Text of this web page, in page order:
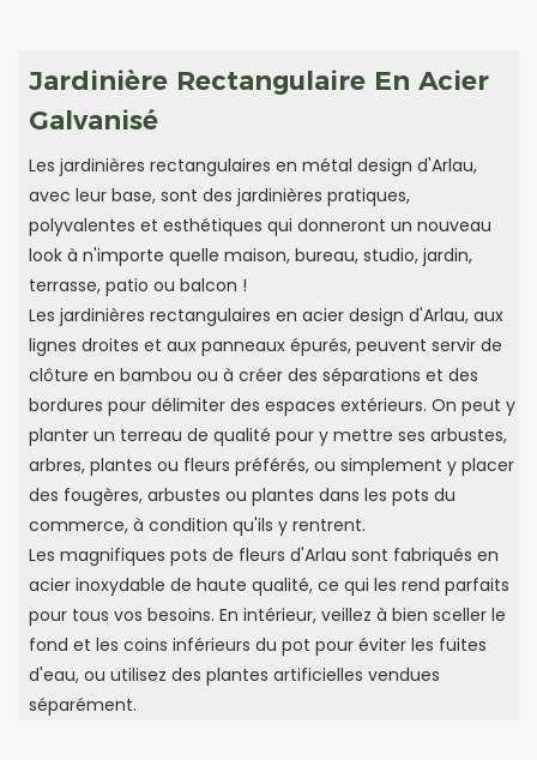
Jardinière Rectangulaire En Acier
Galvanisé
Les jardinières rectangulaires en métal design d'Arlau,
avec leur base, sont des jardinières pratiques,
polyvalentes et esthétiques qui donneront un nouveau
look à n'importe quelle maison, bureau, studio, jardin,
terrasse, patio ou balcon !
Les jardinières rectangulaires en acier design d'Arlau, aux
lignes droites et aux panneaux épurés, peuvent servir de
clôture en bambou ou à créer des séparations et des
bordures pour délimiter des espaces extérieurs. On peut y
planter un terreau de qualité pour y mettre ses arbustes,
arbres, plantes ou fleurs préférés, ou simplement y placer
des fougères, arbustes ou plantes dans les pots du
commerce, à condition qu'ils y rentrent.
Les magnifiques pots de fleurs d'Arlau sont fabriqués en
acier inoxydable de haute qualité, ce qui les rend parfaits
pour tous vos besoins. En intérieur, veillez à bien sceller le
fond et les coins inférieurs du pot pour éviter les fuites
d'eau, ou utilisez des plantes artificielles vendues
séparément.